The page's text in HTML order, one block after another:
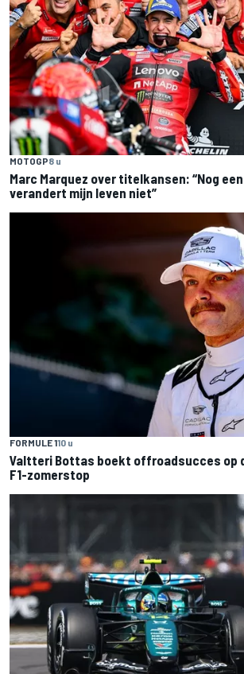
MOTOGP8 u
Marc Marquez over titelkansen: “Nog
verandert mijn leven niet”
FORMULE 110 u
Valtteri Bottas boekt offroadsucces op
F1-zomerstop